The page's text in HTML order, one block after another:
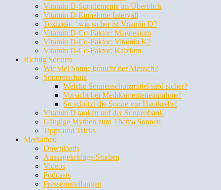
Vitamin D-Supplemente im Überblick
Vitamin D-Einnahme-Intervall
Toxizität – wie sicher ist Vitamin D?
Vitamin D-Co-Faktor: Magnesium
Vitamin D-Co-Faktor: Vitamin K2
Vitamin D-Co-Faktor: Kalzium
Richtig Sonnen
Wie viel Sonne braucht der Mensch?
Sonnenschutz
Welche Sonnenschutzmittel sind sicher?
Vorsicht bei Medikamenteneinnahme!
So schützt die Sonne vor Hautkrebs!
Vitamin D tanken auf der Sonnenbank
Gängige Mythen zum Thema Sonnen
Tipps und Tricks
Mediathek
Downloads
Aussagekräftige Studien
Videos
Podcasts
Pressemitteilungen